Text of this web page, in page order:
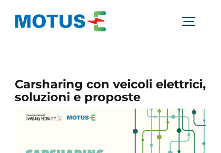
Studi e ricerche
Analisi di mercato
Carsharing con veicoli elettrici,
soluzioni e proposte